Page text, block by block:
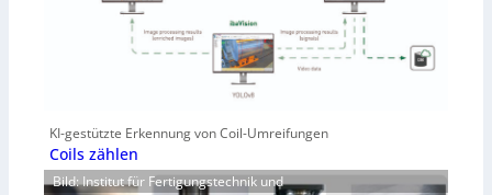
KI-gestützte Erkennung von Coil-Umreifungen
Coils zählen
Bild: Institut für Fertigungstechnik und